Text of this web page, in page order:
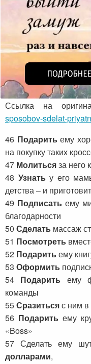
Ссылка на
sposobov-sdelat-
46 Подаритьему
на покупку таких
47 Молитьсяза него
48 Узнатьу его
детства – и
49 Подписатьему
благодарности
50 Сделать массаж
51 Посмотреть
52 Подаритьему
53 Оформить
54 Подарить ему
команды
55Сразитьсяс ним в
56 Подаритьему
«Boss»
57 Сделать ему
долларами,